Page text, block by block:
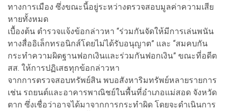
ทางการเมือง ซึ่งขณะนี้อยู่ระหว่างตรวจสอบมูลค่าความเสีย
หายทั้งหมด
เบื้องต้น ตำรวจแจ้งข้อกล่าวหา “ร่วมกันจัดให้มีการเล่นพนัน
ทางสื่ออิเล็กทรอนิกส์โดยไม่ได้รับอนุญาต” และ “สมคบกัน
กระทำความผิดฐานฟอกเงินและร่วมกันฟอกเงิน” ขณะที่อดีต
สส. ให้การปฏิเสธทุกข้อกล่าวหา
จากการตรวจสอบทรัพย์สิน พบอสังหาริมทรัพย์หลายรายการ
เช่น รถยนต์และอาคารพาณิชย์ในพื้นที่อำเภอแม่สอด จังหวัด
ตาก ซึ่งเชื่อว่าอาจได้มาจากการกระทำผิด โดยจะดำเนินการ